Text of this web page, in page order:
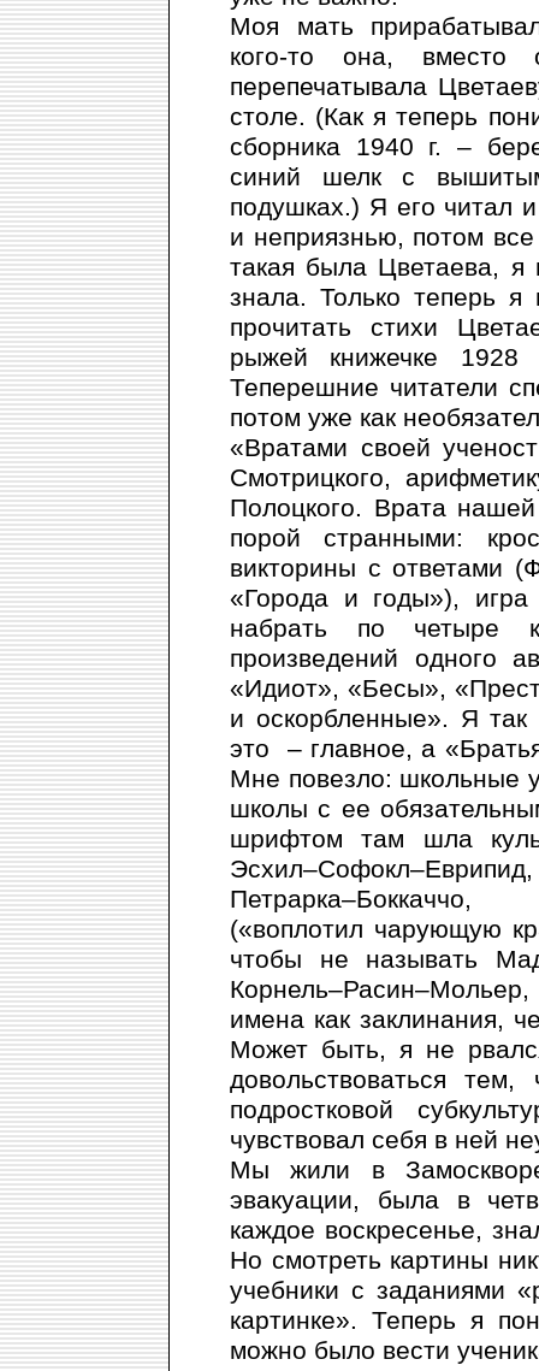
Моя мать
кого-то она, вместо
перепечатывала
столе. (Как я теперь
сборника 1940 г. –
синий шелк с
подушках.) Я его читал
и неприязнью, потом
такая была Цветаева,
знала. Только теперь
прочитать стихи
рыжей книжечке
Теперешние читатели
потом уже как
«Вратами своей
Смотрицкого,
Полоцкого. Врата
порой странными:
викторины с ответами
«Города и годы»),
набрать по четыре
произведений одного
«Идиот», «Бесы»,
и оскорбленные». Я так
это – главное, а
Мне повезло: школьные
школы с ее
шрифтом там шла
Петрарка–Боккаччо,
(«воплотил чарующую
чтобы не называть
имена как заклинания,
Может быть, я не
довольствоваться
подростковой
чувствовал себя в ней
Мы жили в
эвакуации, была в
каждое воскресенье,
Но смотреть картины
учебники с заданиями
картинке». Теперь я
можно было вести